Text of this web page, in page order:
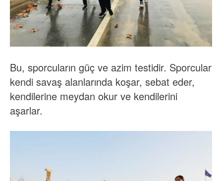
Bu, sporcuların güç ve azim testidir. Sporcular
kendi savaş alanlarında koşar, sebat eder,
kendilerine meydan okur ve kendilerini
aşarlar.